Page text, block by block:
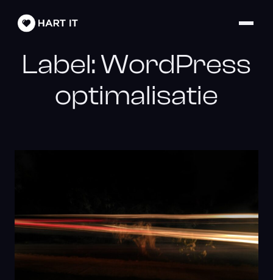
Label:WordPress
optimalisatie